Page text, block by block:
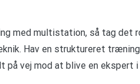
med multistation, så tag det
Hav en struktureret
på vej mod at blive en